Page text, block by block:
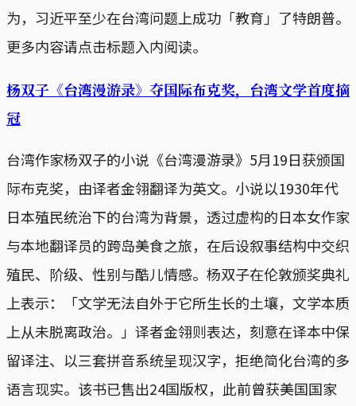
为，习近平至少在台湾问题上成功「教育」了特朗普。
更多内容请点击标题入内阅读。
杨双子《台湾漫游录》夺国际布克奖，台湾文学首度摘
冠
台湾作家杨双子的小说《台湾漫游录》5月19日获颁国
际布克奖，由译者金翎翻译为英文。小说以1930年代
日本殖民统治下的台湾为背景，透过虚构的日本女作家
与本地翻译员的跨岛美食之旅，在后设叙事结构中交织
殖民、阶级、性别与酷儿情感。杨双子在伦敦颁奖典礼
上表示：「文学无法自外于它所生长的土壤，文学本质
上从未脱离政治。」译者金翎则表达，刻意在译本中保
留译注、以三套拼音系统呈现汉字，拒绝简化台湾的多
语言现实。该书已售出24国版权，此前曾获美国国家